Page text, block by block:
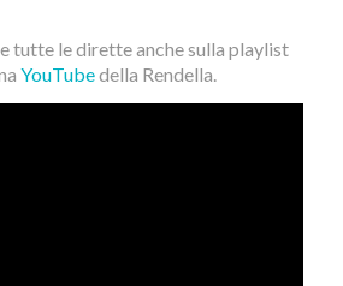
tutte le dirette anche sulla playlist
YouTubedella Rendella.